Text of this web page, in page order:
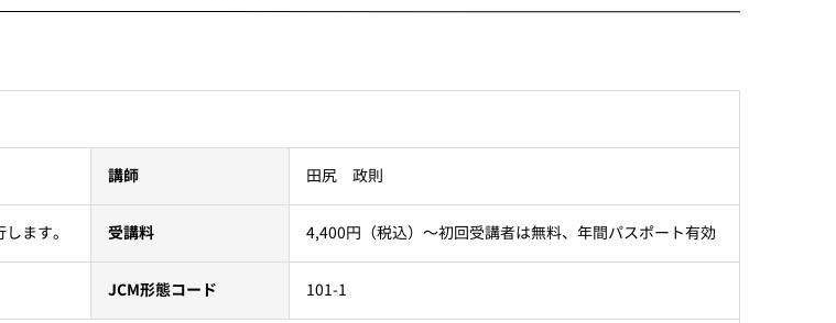
講師 田尻 政則
ます。 受講料 4,400円（税込）～初回受講者は無料、年間パスポート有効
JCM形態コード 101-1